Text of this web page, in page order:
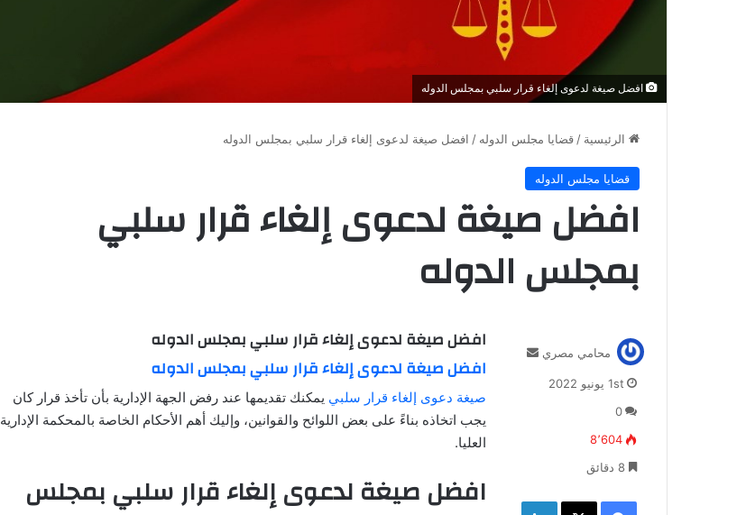
افضل صيغة لدعوى إلغاء قرار سلبي بمجلس الدوله
الرئيسية /قضايا مجلس الدوله / افضل صيغة لدعوى إلغاء قرار سلبي بمجلس الدوله
قضايا مجلس الدوله
افضل صيغة لدعوى إلغاء قرار سلبي
بمجلس الدوله
افضل صيغة لدعوى إلغاء قرار سلبي بمجلس الدوله
افضل صيغة لدعوى إلغاء قرار سلبي بمجلس الدوله
صيغة دعوى إلغاء قرار سلبي يمكنك تقديمها عند رفض الجهة الإدارية بأن تأخذ قرار كان
يجب اتخاذه بناءً على بعض اللوائح والقوانين، وإليك أهم الأحكام الخاصة بالمحكمة الإدارية
العليا.
افضل صيغة لدعوى إلغاء قرار سلبي بمجلس
محامي مصري
ا
1st يونيو 2022
0
8٬604
فيسبوك ‫X